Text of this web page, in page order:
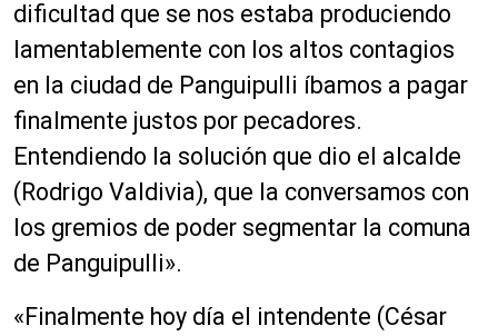
dificultad que se nos estaba produciendo
lamentablemente con los altos contagios
en la ciudad de Panguipulli íbamos a pagar
finalmente justos por pecadores.
Entendiendo la solución que dio el alcalde
(Rodrigo Valdivia), que la conversamos con
los gremios de poder segmentar la comuna
de Panguipulli».
«Finalmente hoy día el intendente (César